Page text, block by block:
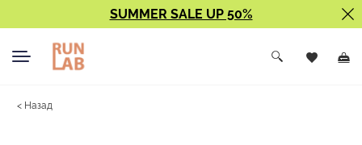
SUMMER SALE UP 50%
< Назад